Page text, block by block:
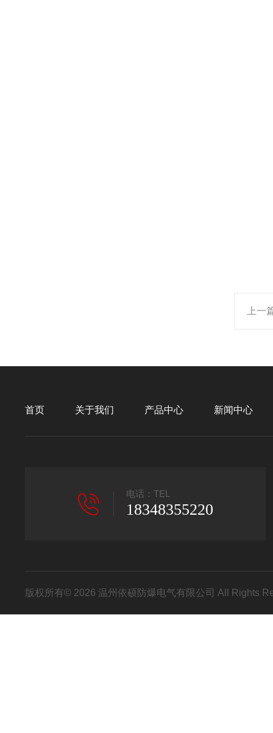
上一
首页 关于我们 产品中心 新闻中心
电话：TEL
18348355220
版权所有© 2026 温州依硕防爆电气有限公司 All Rights